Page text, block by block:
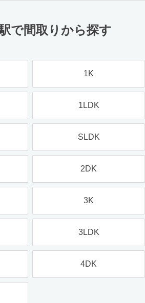
で間取りから探す
1K
1LDK
SLDK
2DK
3K
3LDK
4DK